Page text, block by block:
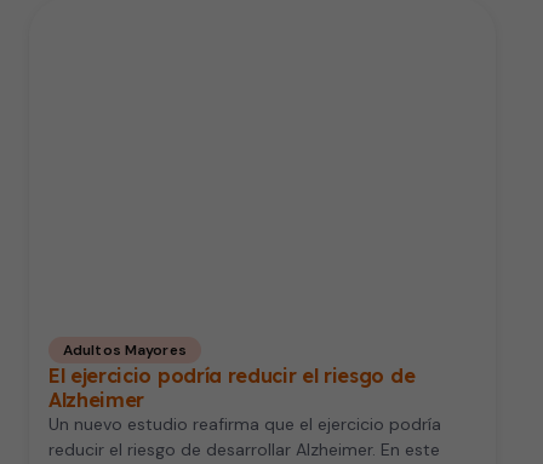
Adultos Mayores
El ejercicio podría reducir el riesgo de
Alzheimer
Un nuevo estudio reafirma que el ejercicio podría
reducir el riesgo de desarrollar Alzheimer. En este